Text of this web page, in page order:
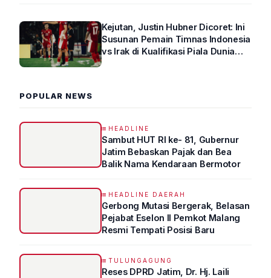
Kejutan, Justin Hubner Dicoret: Ini
Susunan Pemain Timnas Indonesia
vs Irak di Kualifikasi Piala Dunia
POPULAR NEWS
HEADLINE
Sambut HUT RI ke- 81, Gubernur
Jatim Bebaskan Pajak dan Bea
Balik Nama Kendaraan Bermotor
HEADLINE DAERAH
Gerbong Mutasi Bergerak, Belasan
Pejabat Eselon II Pemkot Malang
Resmi Tempati Posisi Baru
TULUNGAGUNG
Reses DPRD Jatim, Dr. Hj. Laili